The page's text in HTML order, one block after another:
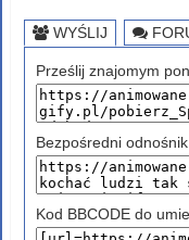
WYŚLIJ
Prześlij znajomym
Bezpośredni
Kod BBCODE do